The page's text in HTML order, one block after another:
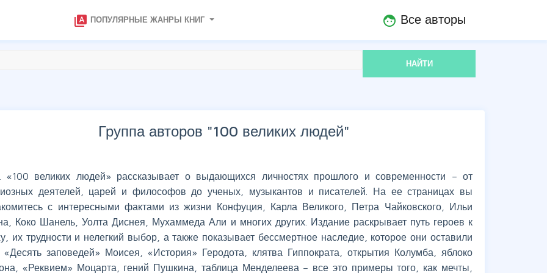
type_specimen ПОПУЛЯРНЫЕ ЖАНРЫ КНИГ face Все авторы
НАЙТИ
Группа авторов "100 великих людей"
«100 великих людей» рассказывает о выдающихся личностях прошлого и современности – от
деятелей, царей и философов до ученых, музыкантов и писателей. На ее страницах вы
с интересными фактами из жизни Конфуция, Карла Великого, Петра Чайковского, Ильи
Коко Шанель, Уолта Диснея, Мухаммеда Али и многих других. Издание раскрывает путь героев к
их трудности и нелегкий выбор, а также показывает бессмертное наследие, которое они оставили
«Десять заповедей» Моисея, «История» Геродота, клятва Гиппократа, открытия Колумба, яблоко
«Реквием» Моцарта, гений Пушкина, таблица Менделеева – все это примеры того, как мечты,